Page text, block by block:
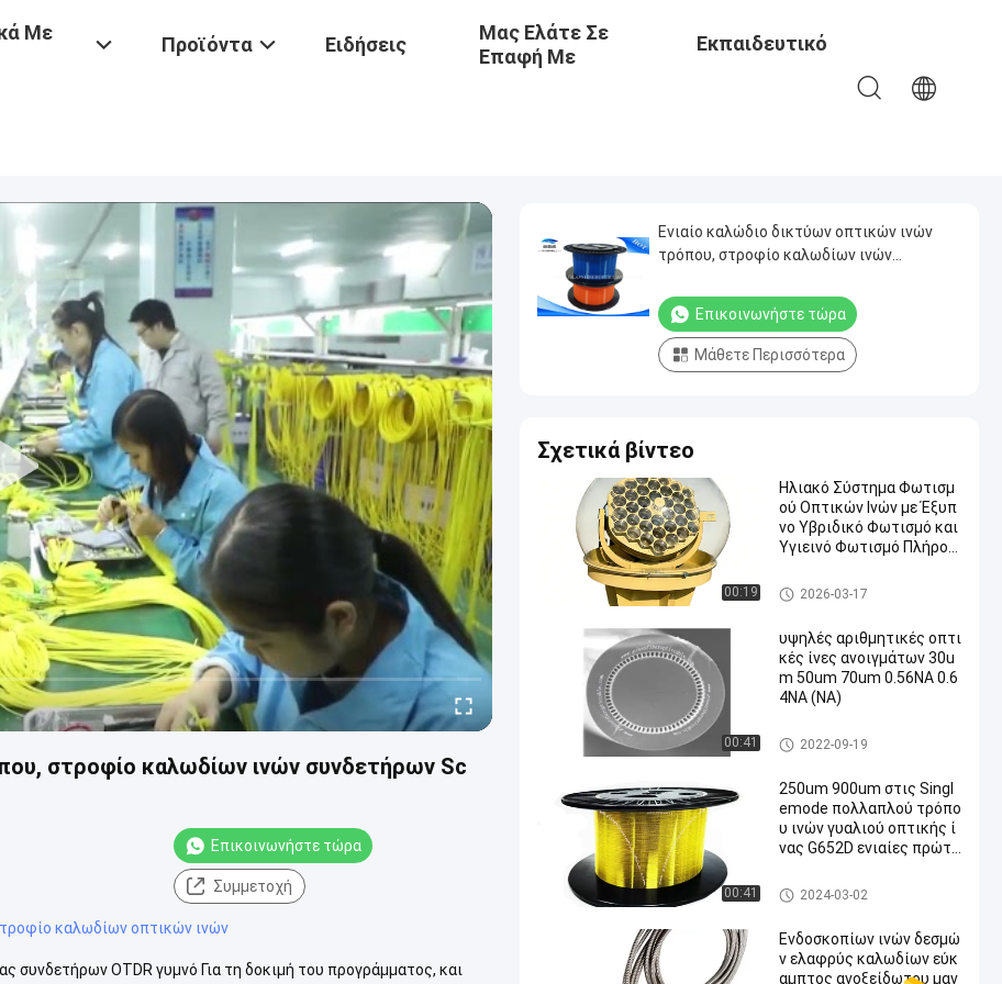
Με
Προϊόντα Ειδήσεις
Μας Ελάτε Σε
Επαφή Με
Εκπαιδευτικό
στροφίο καλωδίων ινών συνδετήρων Sc
Επικοινωνήστε τώρα
Συμμετοχή
καλωδίων οπτικών ινών
συνδετήρων OTDR γυμνό Για τη δοκιμή του προγράμματος, και
Ενιαίο καλώδιο δικτύων οπτικών ινών
τρόπου, στροφίο καλωδίων ινών
Επικοινωνήστε τώρα
Μάθετε Περισσότερα
Σχετικά βίντεο
00:19
Ηλιακό Σύστημα Φωτισμ
ού Οπτικών Ινών με Έξυπ
νο Υβριδικό Φωτισμό και
Υγιεινό Φωτισμό Πλήρου
Γυμνή οπτική ίνα
2026-03-17
00:41
υψηλές αριθμητικές οπτι
κές ίνες ανοιγμάτων 30u
m 50um 70um 0.56NA 0.6
4NA (NA)
Γυμνή οπτική ίνα
2022-09-19
00:41
250um 900um στις Singl
emode πολλαπλού τρόπο
υ ινών γυαλιού οπτικής ί
νας G652D ενιαίες πρώτε
ν ινών τρόπου Nude
Γυμνή οπτική ίνα
2024-03-02
Ενδοσκοπίων ινών δεσμώ
ν ελαφρύς καλωδίων εύκ
αμπτος ανοξείδωτου μαν